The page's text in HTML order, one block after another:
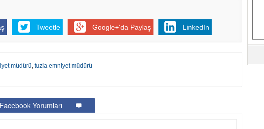
Tweetle Google+'da Paylaş LinkedIn
müdürü, tuzla emniyet müdürü
Facebook Yorumları